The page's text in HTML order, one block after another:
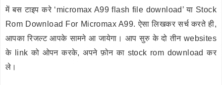
में बस टाइप करे ‘micromax A99 flash file download’ या Stock
Rom Download For Micromax A99. ऐसा लिखकर सर्च करते ही,
आपका रिजल्ट आपके सामने आ जायेगा। आप सुरु के दो तीन websites
के link को ओपन करके, अपने फ़ोन का stock rom download कर
ले।